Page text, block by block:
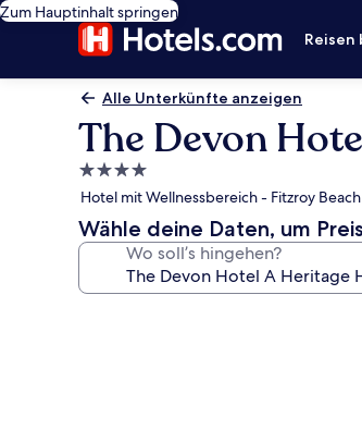
Zum Hauptinhalt springen
Reisen
Alle Unterkünfte anzeigen
The Devon
4.0-
Sterne-
Unterkunft
Hotel mit Wellnessbereich - Fitzroy
Wähle deine Daten, um
Wo soll’s hingehen?